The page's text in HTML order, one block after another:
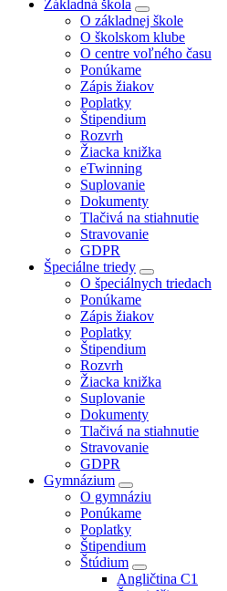
Základná škola
O základnej škole
O školskom klube
O centre voľného času
Ponúkame
Zápis žiakov
Poplatky
Štipendium
Rozvrh
Žiacka knižka
eTwinning
Suplovanie
Dokumenty
Tlačivá na stiahnutie
Stravovanie
GDPR
Špeciálne triedy
O špeciálnych triedach
Ponúkame
Zápis žiakov
Poplatky
Štipendium
Rozvrh
Žiacka knižka
Suplovanie
Dokumenty
Tlačivá na stiahnutie
Stravovanie
GDPR
Gymnázium
O gymnáziu
Ponúkame
Poplatky
Štipendium
Štúdium
Angličtina C1